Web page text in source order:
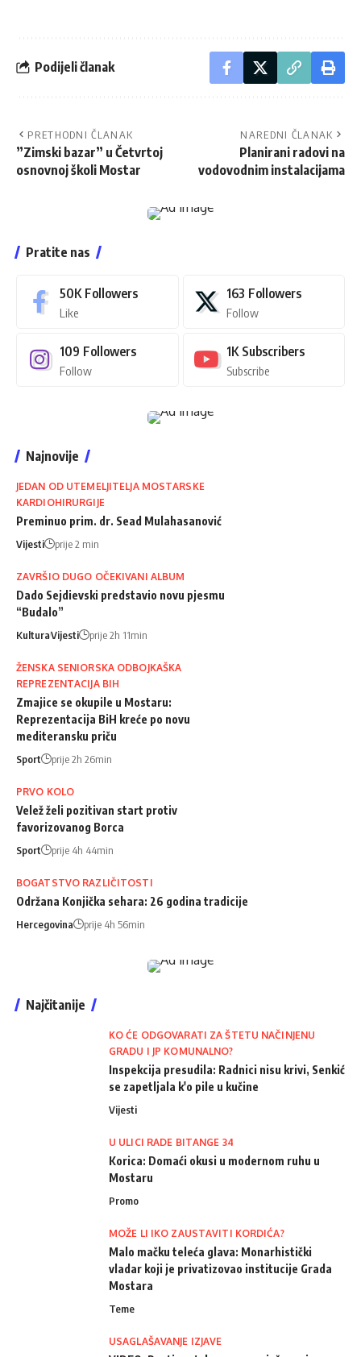
Podijeli članak
PRETHODNI ČLANAK
”Zimski bazar” u Četvrtoj
osnovnoj školi Mostar
NAREDNI ČLANAK
Planirani radovi na
vodovodnim instalacijama
Pratite nas
50K Followers
Like
163 Followers
Follow
109 Followers
Follow
1K Subscribers
Subscribe
Najnovije
JEDAN OD UTEMELJITELJA MOSTARSKE
KARDIOHIRURGIJE
Preminuo prim. dr. Sead Mulahasanović
Vijesti prije 2 min
ZAVRŠIO DUGO OČEKIVANI ALBUM
Dado Sejdievski predstavio novu pjesmu
“Budalo”
KulturaVijesti prije 2h 11min
ŽENSKA SENIORSKA ODBOJKAŠKA
REPREZENTACIJA BIH
Zmajice se okupile u Mostaru:
Reprezentacija BiH kreće po novu
mediteransku priču
Sport prije 2h 26min
PRVO KOLO
Velež želi pozitivan start protiv
favorizovanog Borca
Sport prije 4h 44min
BOGATSTVO RAZLIČITOSTI
Održana Konjička sehara: 26 godina tradicije
Hercegovina prije 4h 56min
Najčitanije
KO ĆE ODGOVARATI ZA ŠTETU NAČINJENU
GRADU I JP KOMUNALNO?
Inspekcija presudila: Radnici nisu krivi, Senkić
se zapetljala k'o pile u kučine
Vijesti
U ULICI RADE BITANGE 34
Korica: Domaći okusi u modernom ruhu u
Mostaru
Promo
MOŽE LI IKO ZAUSTAVITI KORDIĆA?
Malo mačku teleća glava: Monarhistički
vladar koji je privatizovao institucije Grada
Mostara
Teme
USAGLAŠAVANJE IZJAVE